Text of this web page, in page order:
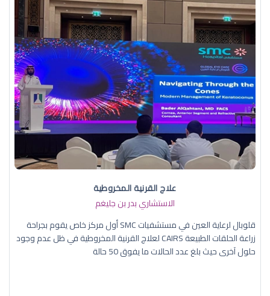
علاج القرنية المخروطية
الاستشاري بدر بن جليغم
قلوبال لرعاية العين في مستشفيات SMC أول مركز خاص يقوم بجراحة
زراعة الحلقات الطبيعة CAIRS لعلاج القرنية المخروطية في ظل عدم وجود
حلول آخرى حيث بلغ عدد الحالات ما يفوق 50 حالة